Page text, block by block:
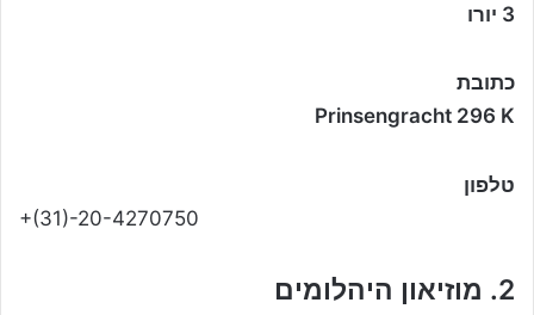
3 יורו
כתובת
Prinsengracht 296 K
טלפון
+(31)-20-4270750
2. מוזיאון היהלומים